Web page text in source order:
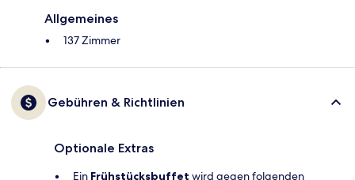
Allgemeines
137 Zimmer
Gebühren & Richtlinien
Optionale Extras
Ein Frühstücksbuffet wird gegen folgenden